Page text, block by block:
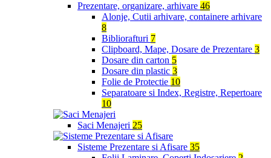
Prezentare, organizare, arhivare 46
Alonje, Cutii arhivare, containere arhivare
8
Bibliorafturi 7
Clipboard, Mape, Dosare de Prezentare 3
Dosare din carton 5
Dosare din plastic 3
Folie de Protectie 10
Separatoare si Index, Registre, Repertoare
10
Saci Menajeri 25
Sisteme Prezentare si Afisare 35